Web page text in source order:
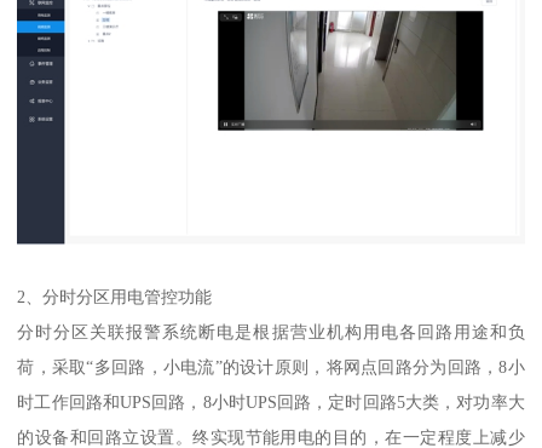
2、分时分区用电管控功能
分时分区关联报警系统断电是根据营业机构用电各回路用途和负
荷，采取“多回路，小电流”的设计原则，将网点回路分为回路，8小
时工作回路和UPS回路，8小时UPS回路，定时回路5大类，对功率大
的设备和回路立设置。终实现节能用电的目的，在一定程度上减少